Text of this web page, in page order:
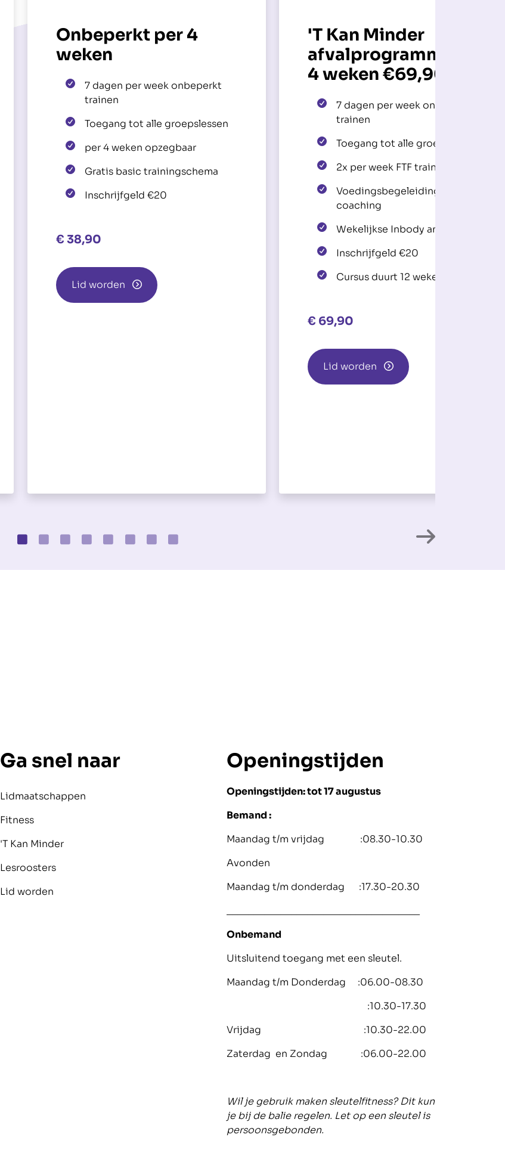
Onbeperkt per 4
weken
7 dagen per week onbeperkt
trainen
Toegang tot alle groepslessen
per 4 weken opzegbaar
Gratis basic trainingschema
Inschrijfgeld €20
€ 38,90
Lid worden
'T Kan Minder
afvalprogramma per
4 weken €69,90
7 dagen per week onbeperkt
trainen
Toegang tot alle groepslessen
2x per week FTF training
Voedingsbegeleiding en
coaching
Wekelijkse Inbody analyze
Inschrijfgeld €20
Cursus duurt 12 weken
€ 69,90
Lid worden
Ga snel naar
Lidmaatschappen
Fitness
'T Kan Minder
Lesroosters
Lid worden
Openingstijden
Openingstijden: tot 17 augustus
Bemand :
Maandag t/m vrijdag :08.30-10.30
Avonden
Maandag t/m donderdag :17.30-20.30
Onbemand
Uitsluitend toegang met een sleutel.
Maandag t/m Donderdag :06.00-08.30
:10.30-17.30
Vrijdag :10.30-22.00
Zaterdag en Zondag :06.00-22.00
Wil je gebruik maken sleutelfitness? Dit kun
je bij de balie regelen. Let op een sleutel is
persoonsgebonden.